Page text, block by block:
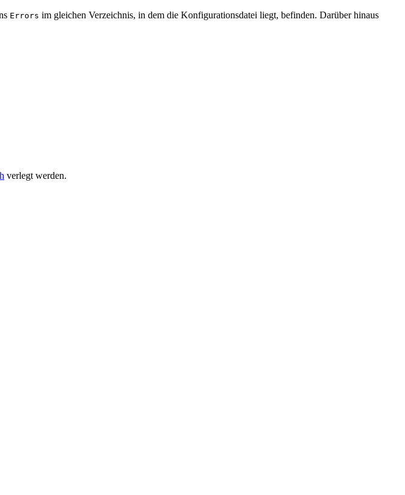
Errors im gleichen Verzeichnis, in dem die Konfigurationsdatei liegt, befinden. Darüber hinaus
verlegt werden.